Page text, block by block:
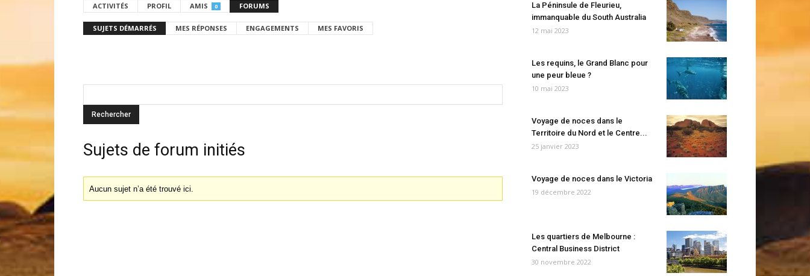
ACTIVITÉS PROFIL AMIS 0 FORUMS
SUJETS DÉMARRÉS MES RÉPONSES ENGAGEMENTS MES FAVORIS
Sujets de forum initiés
Aucun sujet n’a été trouvé ici.
La Péninsule de Fleurieu,
immanquable du South Australia
12 mai 2023
Les requins, le Grand Blanc pour
une peur bleue ?
10 mai 2023
Voyage de noces dans le
Territoire du Nord et le Centre...
25 janvier 2023
Voyage de noces dans le Victoria
19 décembre 2022
Les quartiers de Melbourne :
Central Business District
30 novembre 2022